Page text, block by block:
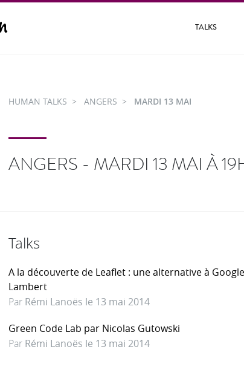
TALKS
HUMAN TALKS ANGERS MARDI 13 MAI
ANGERS - MARDI 13 MAI À
Talks
A la découverte de Leaflet : une alternative à
Lambert
Par Rémi Lanoës le 13 mai 2014
Green Code Lab par Nicolas Gutowski
Par Rémi Lanoës le 13 mai 2014